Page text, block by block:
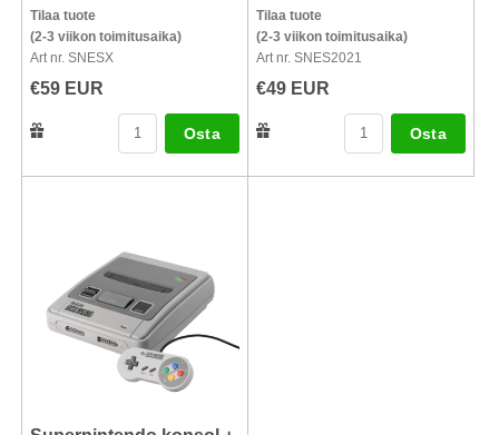
Tilaa tuote
(2-3 viikon toimitusaika)
Art nr. SNESX
€59 EUR
Osta
Tilaa tuote
(2-3 viikon toimitusaika)
Art nr. SNES2021
€49 EUR
Osta